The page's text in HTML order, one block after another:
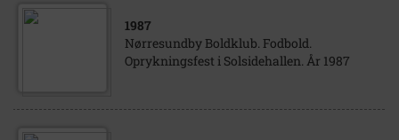
1987
Nørresundby Boldklub. Fodbold.
Oprykningsfest i Solsidehallen. År 1987